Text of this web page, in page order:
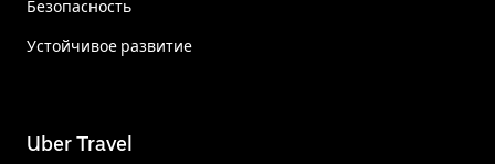
Безопасность
Устойчивое развитие
Uber Travel